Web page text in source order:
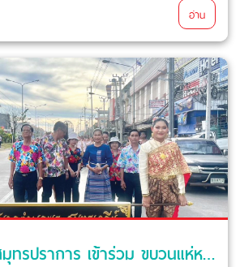
อ่าน
รพ.บางปะกอกสมุทรปราการ เข้าร่วม ขบวนแห่หงส์สรงน้ำองค์พระสมุทรเจดีย์